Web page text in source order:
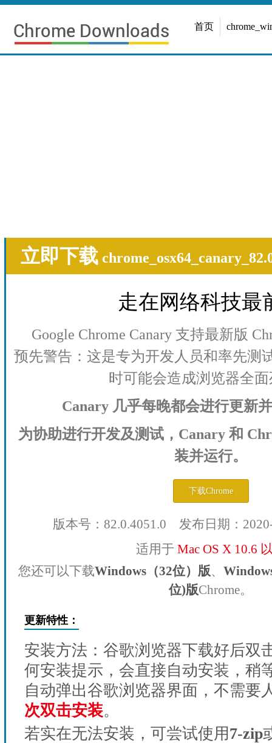
首页
立即下载
走在网络科技最
Google Chrome Canary 支持最新版
预先警告：这是专为开发人员和率先测
时可能会造成浏览器全
Canary 几乎每晚都会进行更新
为协助进行开发及测试，Canary 和
装并运行。
下载Chrome
版本号：82.0.4051.0 发布日期：
适用于 Mac OS X 10.6
您还可以下载Windows（32位）版、
位)版Chrome。
更新特性：
安装方法：谷歌浏览器下载好后双
何安装提示，会直接自动安装，稍
自动弹出谷歌浏览器界面，不需要
次双击安装。
若实在无法安装，可尝试使用7-zip